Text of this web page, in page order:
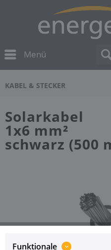
Menü
KABEL & STECKER
Solarkabel
1x6 mm²
schwarz (500
Funktionale